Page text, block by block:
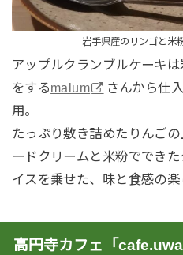
岩手県産のリンゴと米
アップルクランブルケーキ
をするmalum
さんから仕
用。
たっぷり敷き詰めたりんご
ードクリームと米粉ででき
イスを乗せた、味と食感の楽
高円寺カフェ「